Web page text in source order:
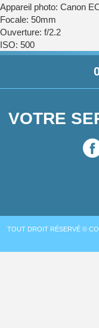
Appareil photo: Canon
Focale: 50mm
Ouverture: f/2.2
ISO: 500
VOTRE
TOUT DROIT RÉSERVÉ ©